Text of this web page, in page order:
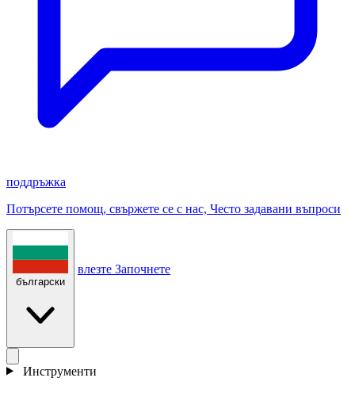
поддръжка
Потърсете помощ, свържете се с нас, Често задавани въпроси
български
влезте Започнете
Инструменти